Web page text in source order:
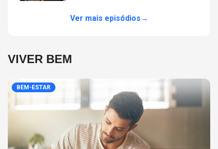
Ver mais episódios →
VIVER BEM
BEM-ESTAR